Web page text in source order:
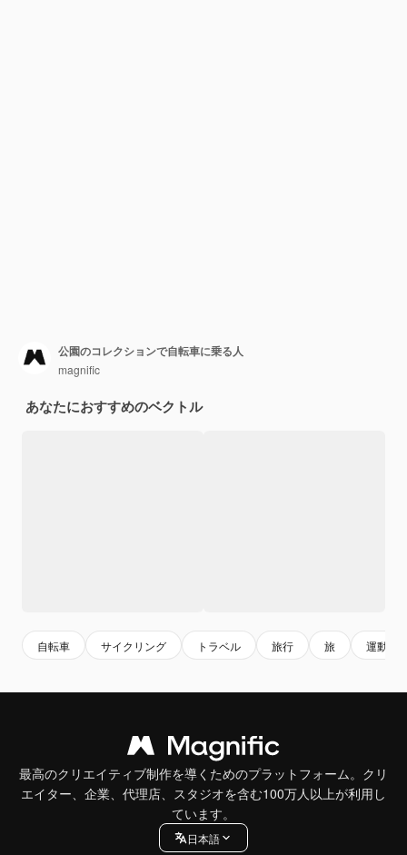
公園のコレクションで自転車に乗る人
magnific
あなたにおすすめのベクトル
自転車 サイクリング トラベル 旅行 旅 運動
最高のクリエイティブ制作を導くためのプラットフォーム。クリ
エイター、企業、代理店、スタジオを含む100万人以上が利用し
ています。
日本語